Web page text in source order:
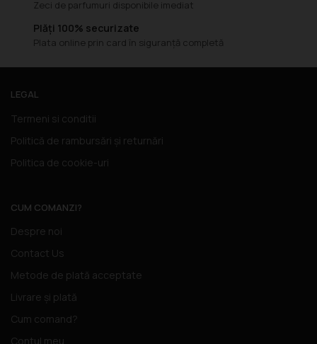
Zeci de parfumuri disponibile imediat
Plăți 100% securizate
Plata online prin card în siguranță completă
LEGAL
Termeni si conditii
Politică de rambursări și returnări
Politica de cookie-uri
CUM COMANZI?
Despre noi
Contact Us
Metode de plată acceptate
Livrare și plată
Cum comand?
Contul meu